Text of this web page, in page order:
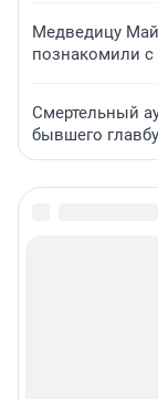
Медведицу
познакомили
Смертельный
бывшего